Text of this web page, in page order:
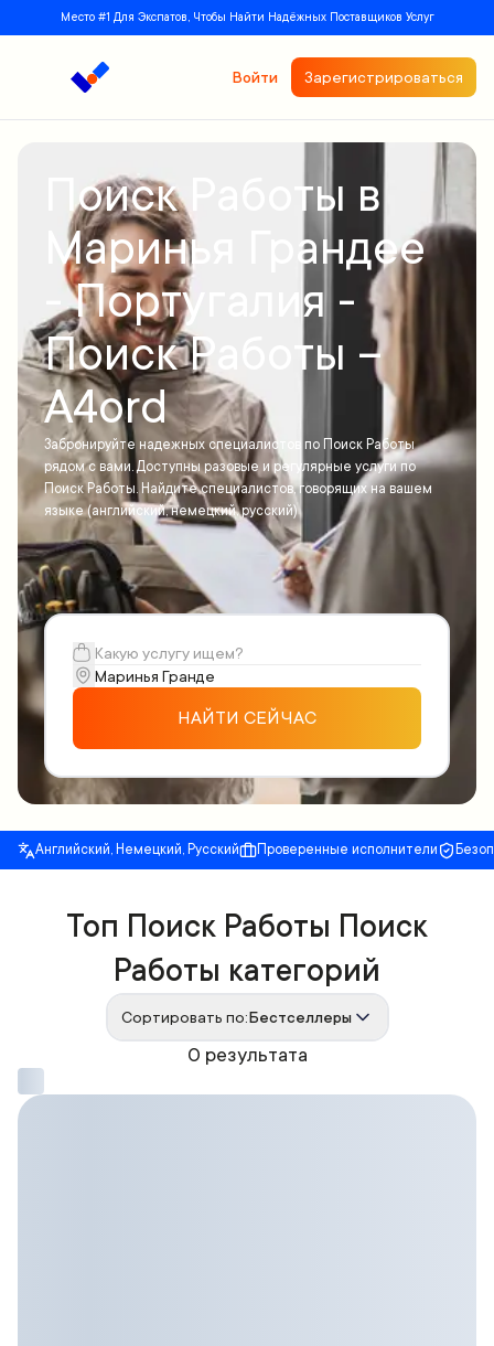
Место #1 Для Экспатов, Чтобы Найти Надёжных Поставщиков Услуг
Войти Зарегистрироваться
Поиск Работы в
Маринья Грандее
- Португалия -
Поиск Работы –
A4ord
Забронируйте надежных специалистов по Поиск Работы
рядом с вами. Доступны разовые и регулярные услуги по
Поиск Работы. Найдите специалистов, говорящих на вашем
языке (английский, немецкий, русский)
НАЙТИ СЕЙЧАС
Английский, Немецкий, Русский Проверенные исполнители
0 результата
Топ Поиск Работы Поиск
Работы категорий
Сортировать по:Бестселлеры